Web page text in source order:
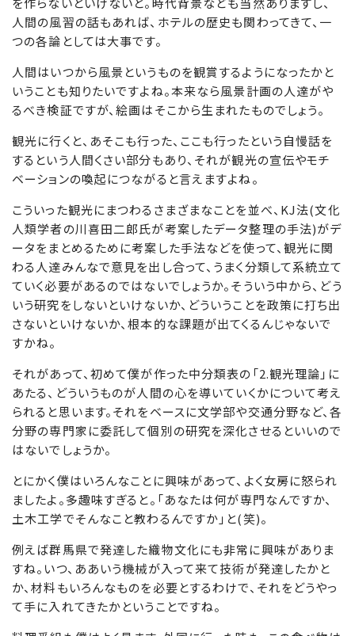
人間の風習の話もあれば、ホテルの歴史も関わってきて、一
つの各論としては大事です。
人間はいつから風景というものを観賞するようになったかと
いうことも知りたいですよね。本来なら風景計画の人達がや
るべき検証ですが、絵画はそこから生まれたものでしょう。
観光に行くと、あそこも行った、ここも行ったという自慢話を
するという人間くさい部分もあり、それが観光の宣伝やモチ
ベーションの喚起につながると言えますよね。
こういった観光にまつわるさまざまなことを並べ、KJ法(文化
人類学者の川喜田二郎氏が考案したデータ整理の手法)がデ
ータをまとめるために考案した手法などを使って、観光に関
わる人達みんなで意見を出し合って、うまく分類して系統立て
ていく必要があるのではないでしょうか。そういう中から、どう
いう研究をしないといけないか、どういうことを政策に打ち出
さないといけないか、根本的な課題が出てくるんじゃないで
すかね。
それがあって、初めて僕が作った中分類表の「2.観光理論」に
あたる、どういうものが人間の心を導いていくかについて考え
られると思います。それをベースに文学部や交通分野など、各
分野の専門家に委託して個別の研究を深化させるといいので
はないでしょうか。
とにかく僕はいろんなことに興味があって、よく女房に怒られ
ましたよ。多趣味すぎると。「あなたは何が専門なんですか、
土木工学でそんなこと教わるんですか」と(笑)。
例えば群馬県で発達した織物文化にも非常に興味がありま
すね。いつ、ああいう機械が入って来て技術が発達したかと
か、材料もいろんなものを必要とするわけで、それをどうやっ
て手に入れてきたかということですね。